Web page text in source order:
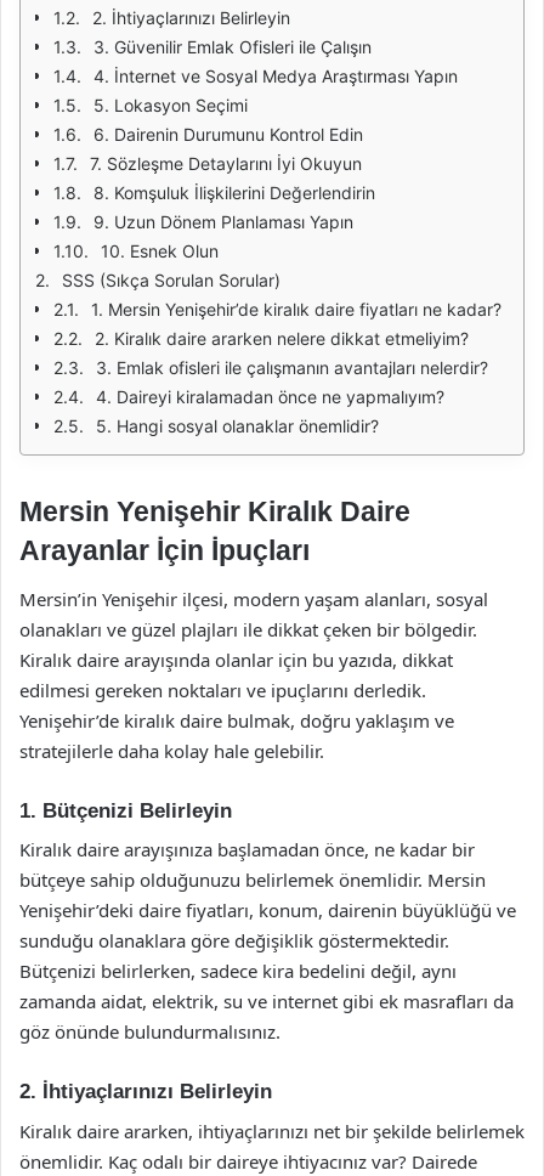
2. İhtiyaçlarınızı Belirleyin
3. Güvenilir Emlak Ofisleri ile Çalışın
4. İnternet ve Sosyal Medya Araştırması Yapın
5. Lokasyon Seçimi
6. Dairenin Durumunu Kontrol Edin
7. Sözleşme Detaylarını İyi Okuyun
8. Komşuluk İlişkilerini Değerlendirin
9. Uzun Dönem Planlaması Yapın
10. Esnek Olun
SSS (Sıkça Sorulan Sorular)
1. Mersin Yenişehir’de kiralık daire fiyatları ne kadar?
2. Kiralık daire ararken nelere dikkat etmeliyim?
3. Emlak ofisleri ile çalışmanın avantajları nelerdir?
4. Daireyi kiralamadan önce ne yapmalıyım?
5. Hangi sosyal olanaklar önemlidir?
Mersin Yenişehir Kiralık Daire
Arayanlar İçin İpuçları
Mersin’in Yenişehir ilçesi, modern yaşam alanları, sosyal
olanakları ve güzel plajları ile dikkat çeken bir bölgedir.
Kiralık daire arayışında olanlar için bu yazıda, dikkat
edilmesi gereken noktaları ve ipuçlarını derledik.
Yenişehir’de kiralık daire bulmak, doğru yaklaşım ve
stratejilerle daha kolay hale gelebilir.
1. Bütçenizi Belirleyin
Kiralık daire arayışınıza başlamadan önce, ne kadar bir
bütçeye sahip olduğunuzu belirlemek önemlidir. Mersin
Yenişehir’deki daire fiyatları, konum, dairenin büyüklüğü ve
sunduğu olanaklara göre değişiklik göstermektedir.
Bütçenizi belirlerken, sadece kira bedelini değil, aynı
zamanda aidat, elektrik, su ve internet gibi ek masrafları da
göz önünde bulundurmalısınız.
2. İhtiyaçlarınızı Belirleyin
Kiralık daire ararken, ihtiyaçlarınızı net bir şekilde belirlemek
önemlidir. Kaç odalı bir daireye ihtiyacınız var? Dairede